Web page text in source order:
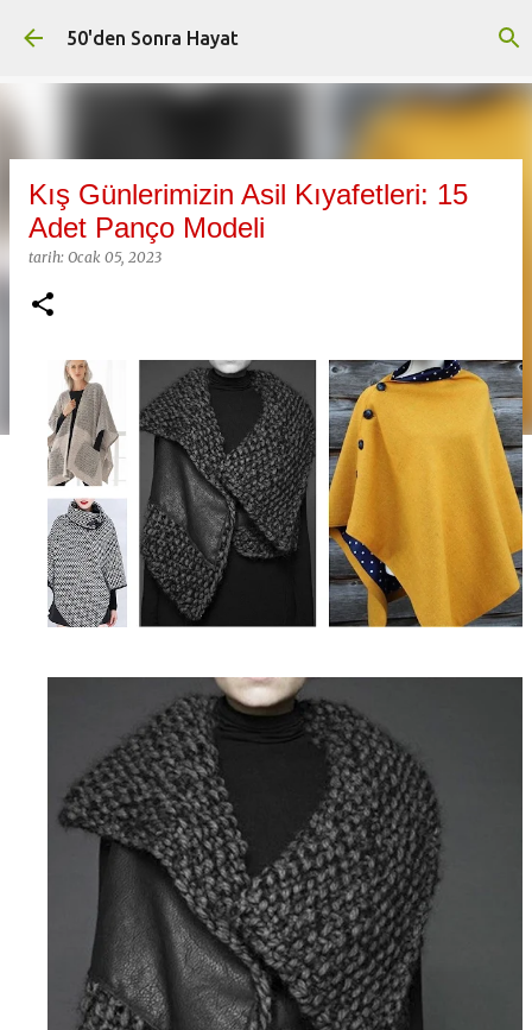
Ana içeriğe atla
50'den Sonra Hayat
Kış Günlerimizin Asil Kıyafetleri: 15
Adet Panço Modeli
tarih: Ocak 05, 2023